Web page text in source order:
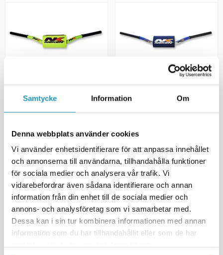
Samtycke Information Om
Denna webbplats använder cookies
Vi använder enhetsidentifierare för att anpassa innehållet
och annonserna till användarna, tillhandahålla funktioner
för sociala medier och analysera vår trafik. Vi
vidarebefordrar även sådana identifierare och annan
information från din enhet till de sociala medier och
annons- och analysföretag som vi samarbetar med.
Dessa kan i sin tur kombinera informationen med annan
information som du har tillhandahållit eller som de har
NEKEN
NEKEN Fatbar ATV Styre Grønn
BESTILLINGSVARE
+ LEGG TIL I
HANDLEKURVEN
NEKEN
NEKEN Fatbar ATV Styre Blå
BESTILLINGSVARE
+ LEGG TIL I
HANDLEKURVEN
Viser 2 av produkter
INGEN FLERE PRODUKTER